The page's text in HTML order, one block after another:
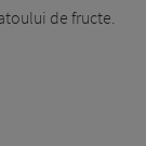
de fructe.